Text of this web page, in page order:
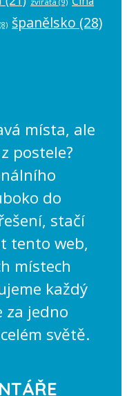
(8) španělsko (28)
místa, ale
postele?
do
stačí
tento web,
místech
každý
za jedno
světě.